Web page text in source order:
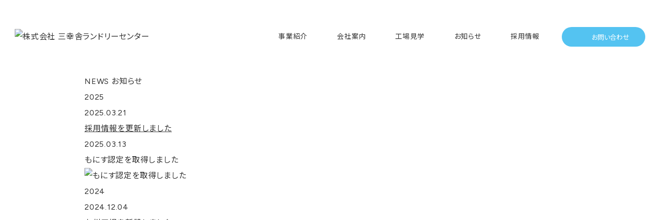
事業紹介 会社案内 工場見学 お知らせ 採用情報 お問い合わせ
NEWS お知らせ
2025
2025.03.21
採用情報を更新しました
2025.03.13
もにす認定を取得しました
2024
2024.12.04